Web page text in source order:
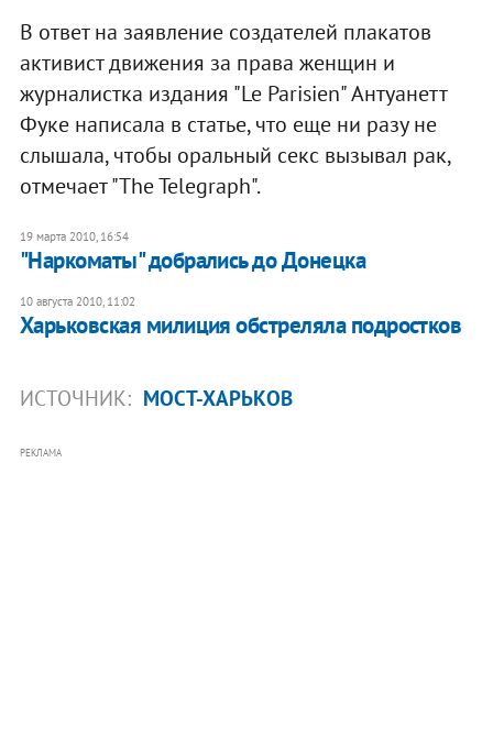
В ответ на заявление создателей плакатов
активист движения за права женщин и
журналистка издания "Le Parisien" Антуанетт
Фуке написала в статье, что еще ни разу не
слышала, чтобы оральный секс вызывал рак,
отмечает "The Telegraph".
19 марта 2010, 16:54
"Наркоматы" добрались до Донецка
10 августа 2010, 11:02
Харьковская милиция обстреляла подростков
ИСТОЧНИК: МОСТ-ХАРЬКОВ
РЕКЛАМА